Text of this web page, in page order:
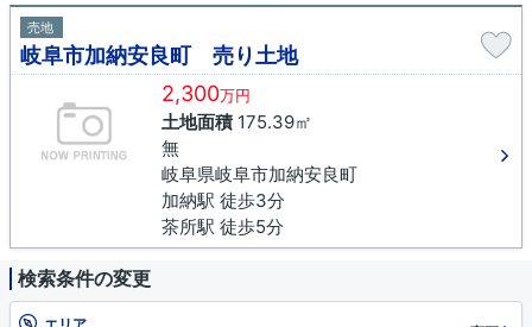
売地
岐阜市加納安良町 売り土地
2,300万円
土地面積175.39㎡
無
岐阜県岐阜市加納安良町
加納駅 徒歩3分
茶所駅 徒歩5分
検索条件の変更